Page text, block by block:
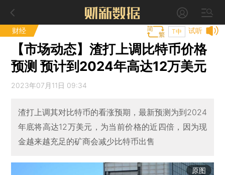
财经 试听
T中
【市场动态】渣打上调比特币价格
预测 预计到2024年高达12万美元
2023年07月11日 09:34
渣打上调其对比特币的看涨预期，最新预测为到2024
年底将高达12万美元，为当前价格的近四倍，因为现
金越来越充足的矿商会减少比特币出售
原图